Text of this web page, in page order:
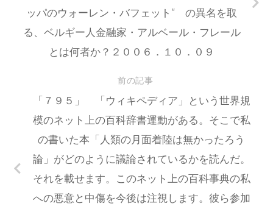
ッパのウォーレン・バフェット” の異名を取
る、ベルギー人金融家・アルベール・フレール
とは何者か？２００６．１０．０９
前の記事
「７９５」 「ウィキペディア」という世界規
模のネット上の百科辞書運動がある。そこで私
の書いた本「人類の月面着陸は無かったろう
論」がどのように議論されているかを読んだ。
それを載せます。このネット上の百科事典の私
への悪意と中傷を今後は注視します。彼ら参加